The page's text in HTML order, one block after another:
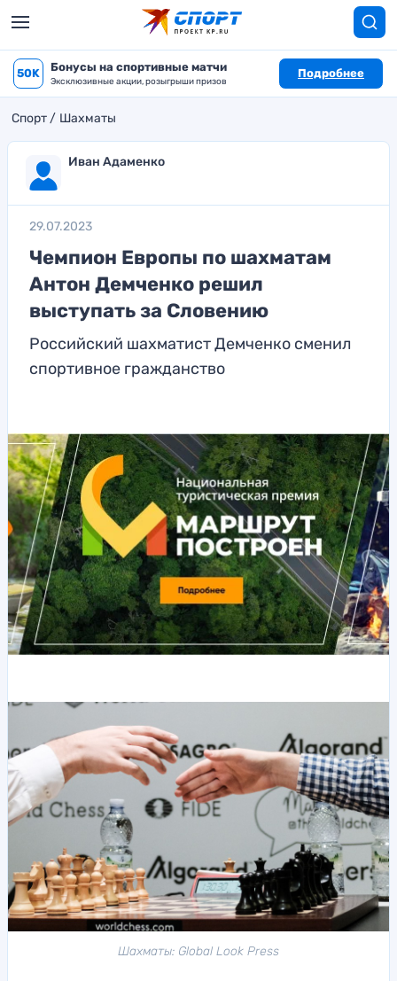
50K Бонусы на спортивные матчи
Эксклюзивные акции, розыгрыши призов
Подробнее
Спорт Шахматы
Иван Адаменко
29.07.2023
Чемпион Европы по шахматам
Антон Демченко решил
выступать за Словению
Российский шахматист Демченко сменил
спортивное гражданство
Шахматы: Global Look Press